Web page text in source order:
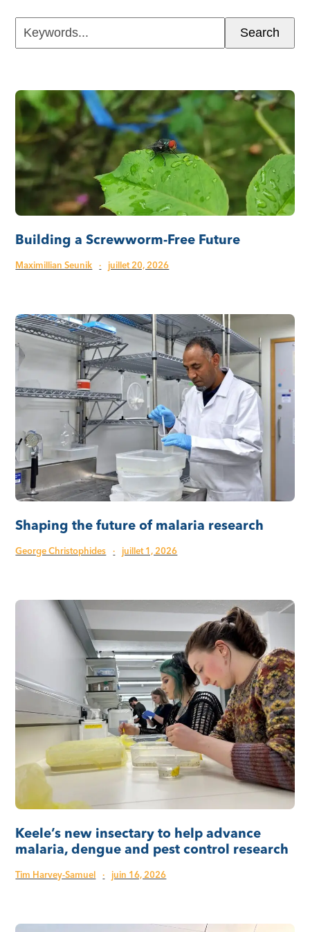
Keywords... Search
Building a Screwworm-Free Future
Maximillian Seunik · juillet 20, 2026
Shaping the future of malaria research
George Christophides · juillet 1, 2026
Keele’s new insectary to help advance
malaria, dengue and pest control research
Tim Harvey-Samuel · juin 16, 2026